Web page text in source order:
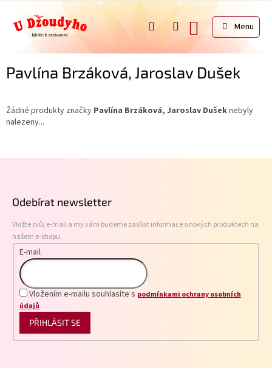
obsah
NÁKUPNÍ
KOŠÍK
Pavlína Brzáková, Jaroslav Dušek
Žádné produkty značky Pavlína Brzáková, Jaroslav Dušeknebyly
nalezeny...
Odebírat newsletter
Vložte svůj e-mail a my vám budeme zasílat informace o nových produktech na
našem e-shopu.
E-mail
Vložením e-mailu souhlasíte s podmínkami ochrany osobních
údajů
PŘIHLÁSIT SE